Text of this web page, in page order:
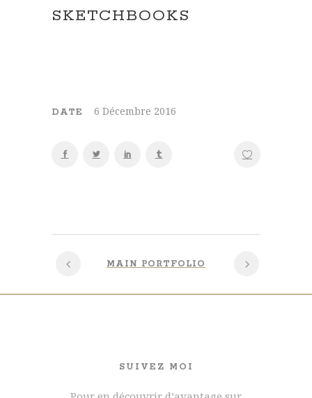
SKETCHBOOKS
DATE 6 Décembre 2016
MAIN PORTFOLIO
SUIVEZ MOI